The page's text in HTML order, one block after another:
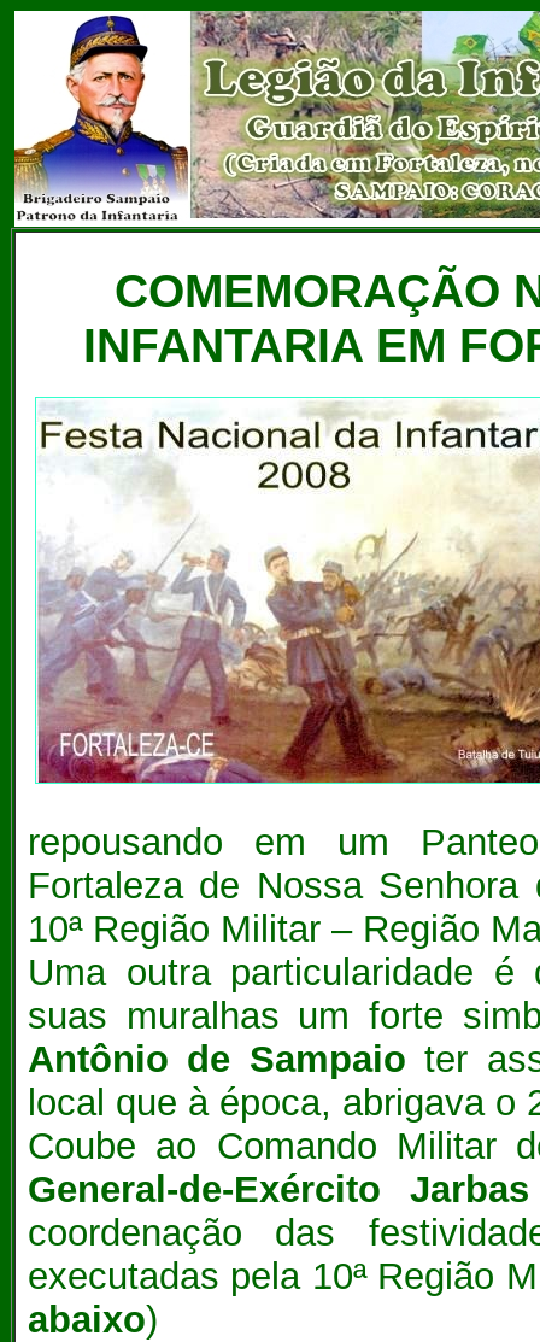
COMEMORAÇÃO
INFANTARIA EM
repousando em um
Fortaleza de Nossa
10ª Região Militar – Região
Uma outra particularidade
suas muralhas um forte
Antônio de Sampaio ter
local que à época, abrigava o
Coube ao Comando Militar
General-de-Exército
coordenação das
executadas pela 10ª Região
abaixo)